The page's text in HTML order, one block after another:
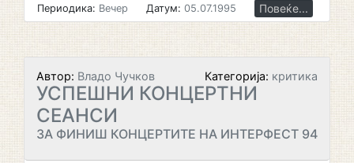
Периодика: Вечер Датум: 05.07.1995 Повеќе...
Автор: Владо Чучков Категорија: критика
УСПЕШНИ КОНЦЕРТНИ
СЕАНСИ
ЗА ФИНИШ КОНЦЕРТИТЕ НА ИНТЕРФЕСТ 94